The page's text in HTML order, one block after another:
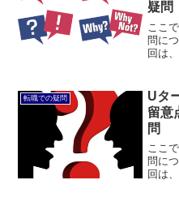
疑問
ここ
問に
回は
とし
つい
るこ
高い
転職での疑問
Uタ
留意
問
ここ
問に
回は
いて
卒で